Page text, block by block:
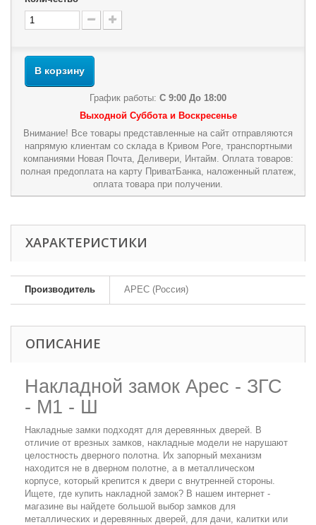
В корзину
График работы: С 9:00 До 18:00
Выходной Суббота и Воскресенье
Внимание! Все товары представленные на сайт отправляются
напрямую клиентам со склада в Кривом Роге, транспортными
компаниями Новая Почта, Деливери, Интайм. Оплата товаров:
полная предоплата на карту ПриватБанка, наложенный платеж,
оплата товара при получении.
ХАРАКТЕРИСТИКИ
Производитель APEC (Россия)
ОПИСАНИЕ
Накладной замок Арес - ЗГС
- М1 - Ш
Накладные замки подходят для деревянных дверей. В
отличие от врезных замков, накладные модели не нарушают
целостность дверного полотна. Их запорный механизм
находится не в дверном полотне, а в металлическом
корпусе, который крепится к двери с внутренней стороны.
Ищете, где купить накладной замок? В нашем интернет -
магазине вы найдете большой выбор замков для
металлических и деревянных дверей, для дачи, калитки или